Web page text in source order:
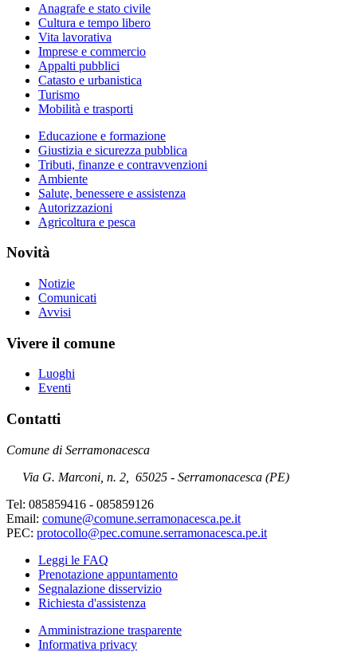
Anagrafe e stato civile
Cultura e tempo libero
Vita lavorativa
Imprese e commercio
Appalti pubblici
Catasto e urbanistica
Turismo
Mobilità e trasporti
Educazione e formazione
Giustizia e sicurezza pubblica
Tributi, finanze e contravvenzioni
Ambiente
Salute, benessere e assistenza
Autorizzazioni
Agricoltura e pesca
Novità
Notizie
Comunicati
Avvisi
Vivere il comune
Luoghi
Eventi
Contatti
Comune di Serramonacesca
Via G. Marconi, n. 2
65025 - Serramonacesca (PE)
Tel: 085859416 - 085859126
Email: comune@comune.serramonacesca.pe.it
PEC: protocollo@pec.comune.serramonacesca.pe.it
Leggi le FAQ
Prenotazione appuntamento
Segnalazione disservizio
Richiesta d'assistenza
Amministrazione trasparente
Informativa privacy